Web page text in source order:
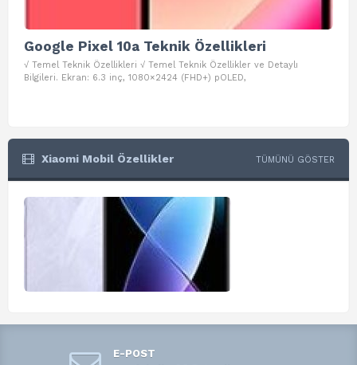
Google Pixel 10a Teknik Özellikleri
√ Temel Teknik Özellikleri √ Temel Teknik Özellikler ve Detaylı
Bilgileri. Ekran: 6.3 inç, 1080×2424 (FHD+) pOLED,
Xiaomi Mobil Özellikler TÜMÜNÜ GÖSTER
E-POST